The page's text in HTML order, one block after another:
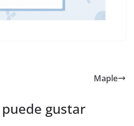
Maple
gustar